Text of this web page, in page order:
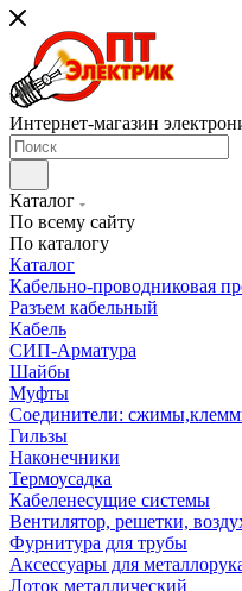
Интернет-магазин
Каталог
По всему сайту
По каталогу
Каталог
Кабельно-проводниковая
Разъем кабельный
Кабель
СИП-Арматура
Шайбы
Муфты
Соединители:
Гильзы
Наконечники
Термоусадка
Кабеленесущие системы
Вентилятор, решетки,
Фурнитура для трубы
Аксессуары для
Лоток металлический